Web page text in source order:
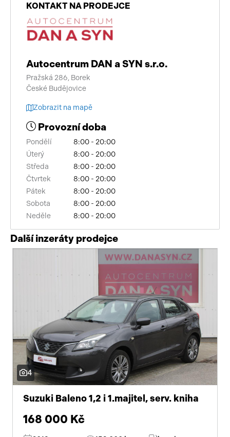
KONTAKT NA PRODEJCE
Autocentrum DAN a SYN s.r.o.
Pražská 286, Borek
České Budějovice
Zobrazit na mapě
Provozní doba
Pondělí
8:00 - 20:00
Úterý
8:00 - 20:00
Středa
8:00 - 20:00
Čtvrtek
8:00 - 20:00
Pátek
8:00 - 20:00
Sobota
8:00 - 20:00
Neděle
8:00 - 20:00
Další inzeráty prodejce
4
Suzuki Baleno 1,2 i 1.majitel, serv. kniha
168 000 Kč